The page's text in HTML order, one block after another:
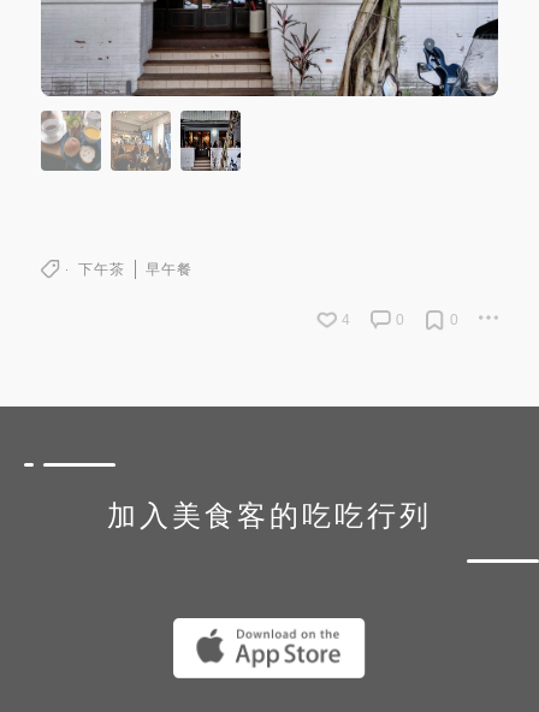
下午茶 早午餐
4 0 0
加入美食客的吃吃行列